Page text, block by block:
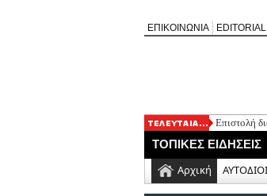
ΕΠΙΚΟΙΝΩΝΙΑ EDITORIAL
Επιστολή
Η λαϊκή
ΤΟΠΙΚΕΣ ΕΙΔΗΣΕΙΣ
Αρχική